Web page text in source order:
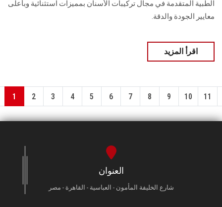
الطبية المتقدمة في مجال تركيبات الأسنان بمميزات استثنائية وبأعلى
معايير الجودة والدقة.
اقرأ المزيد
1 2 3 4 5 6 7 8 9 10 11
العنوان
شارع الخليفة المأمون - العباسية - القاهرة - مصر